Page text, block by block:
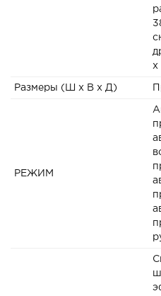
x
Размеры (Ш x В x Д)
РЕЖИМ